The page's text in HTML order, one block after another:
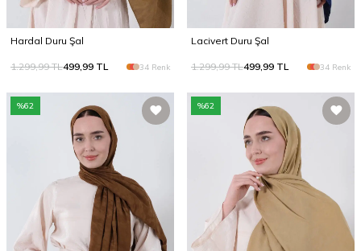
Hardal Duru Şal
1.299,99TL499,99 TL 34 Renk
Lacivert Duru Şal
1.299,99TL499,99 TL 34 Renk
%62 %62